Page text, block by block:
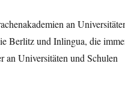
an
Berlitz und Inlingua, die
an Universitäten und Schulen